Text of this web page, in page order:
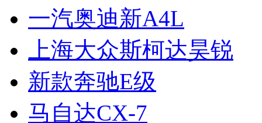
一汽奥迪新A4L
上海大众斯柯达昊锐
新款奔驰E级
马自达CX-7